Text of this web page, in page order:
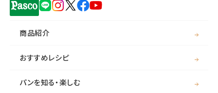
商品紹介
おすすめレシピ
パンを知る・楽しむ